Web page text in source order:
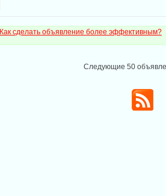
Как сделать объявление более эффективным?
Следующие 50